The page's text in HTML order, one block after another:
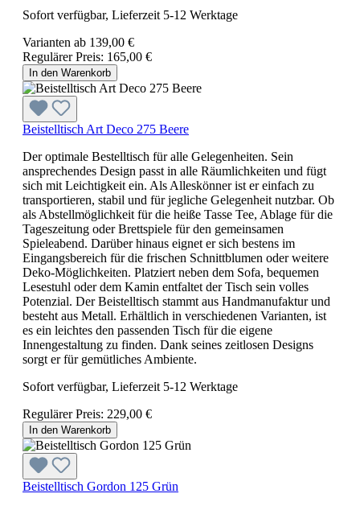
Sofort verfügbar, Lieferzeit 5-12 Werktage
Varianten ab 139,00 €
Regulärer Preis: 165,00 €
In den Warenkorb
Beistelltisch Art Deco 275 Beere
Der optimale Bestelltisch für alle Gelegenheiten. Sein
ansprechendes Design passt in alle Räumlichkeiten und fügt
sich mit Leichtigkeit ein. Als Alleskönner ist er einfach zu
transportieren, stabil und für jegliche Gelegenheit nutzbar. Ob
als Abstellmöglichkeit für die heiße Tasse Tee, Ablage für die
Tageszeitung oder Brettspiele für den gemeinsamen
Spieleabend. Darüber hinaus eignet er sich bestens im
Eingangsbereich für die frischen Schnittblumen oder weitere
Deko-Möglichkeiten. Platziert neben dem Sofa, bequemen
Lesestuhl oder dem Kamin entfaltet der Tisch sein volles
Potenzial. Der Beistelltisch stammt aus Handmanufaktur und
besteht aus Metall. Erhältlich in verschiedenen Varianten, ist
es ein leichtes den passenden Tisch für die eigene
Innengestaltung zu finden. Dank seines zeitlosen Designs
sorgt er für gemütliches Ambiente.
Sofort verfügbar, Lieferzeit 5-12 Werktage
Regulärer Preis: 229,00 €
In den Warenkorb
Beistelltisch Gordon 125 Grün